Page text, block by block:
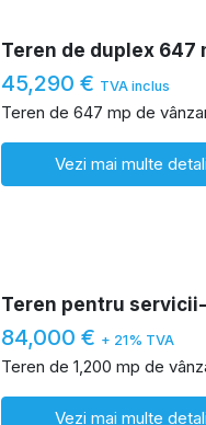
Teren de duplex 647
45,290 € TVA inclus
Teren de 647 mp de
Vezi mai multe
Teren pentru
84,000 € + 21% TVA
Teren de 1,200 mp de
Vezi mai multe